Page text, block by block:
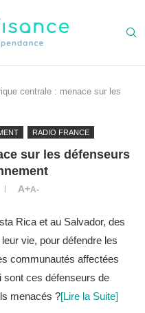
centrale : menace sur les
RADIO FRANCE
sur les défenseurs
A+A-
Rica et au Salvador, des
vie, pour défendre les
communautés affectées
sont ces défenseurs de
menacés ?[Lire la Suite]